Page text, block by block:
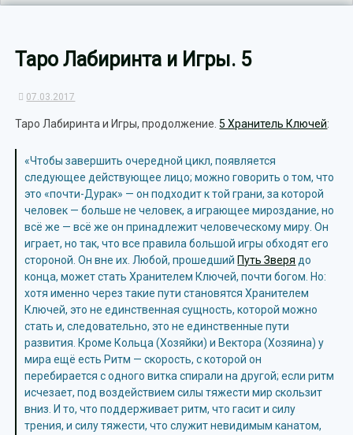
Таро Лабиринта и Игры. 5
07.03.2017
Таро Лабиринта и Игры, продолжение.5 Хранитель Ключей:
«Чтобы завершить очередной цикл, появляется
следующее действующее лицо; можно говорить о том, что
это «почти-Дурак» — он подходит к той грани, за которой
человек — больше не человек, а играющее мироздание, но
всё же — всё же он принадлежит человеческому миру. Он
играет, но так, что все правила большой игры обходят его
стороной. Он вне их. Любой, прошедший Путь Зверя до
конца, может стать Хранителем Ключей, почти богом. Но:
хотя именно через такие пути становятся Хранителем
Ключей, это не единственная сущность, которой можно
стать и, следовательно, это не единственные пути
развития. Кроме Кольца (Хозяйки) и Вектора (Хозяина) у
мира ещё есть Ритм — скорость, с которой он
перебирается с одного витка спирали на другой; если ритм
исчезает, под воздействием силы тяжести мир скользит
вниз. И то, что поддерживает ритм, что гасит и силу
трения, и силу тяжести, что служит невидимым канатом,